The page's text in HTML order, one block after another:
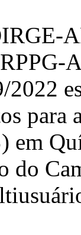
2022
para
em